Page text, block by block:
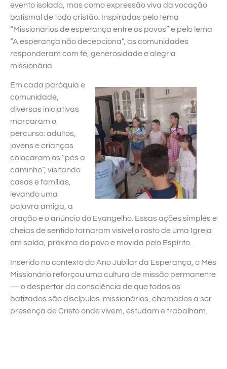
evento isolado, mas como expressão viva da vocação
batismal de todo cristão. Inspiradas pelo tema
“Missionários de esperança entre os povos” e pelo lema
“A esperança não decepciona”, as comunidades
responderam com fé, generosidade e alegria
missionária.
Em cada paróquia e
comunidade,
diversas iniciativas
marcaram o
percurso: adultos,
jovens e crianças
colocaram os “pés a
caminho”, visitando
casas e famílias,
levando uma
palavra amiga, a
oração e o anúncio do Evangelho. Essas ações simples e
cheias de sentido tornaram visível o rosto de uma Igreja
em saída, próxima do povo e movida pelo Espírito.
Inserido no contexto do Ano Jubilar da Esperança, o Mês
Missionário reforçou uma cultura de missão permanente
— o despertar da consciência de que todos os
batizados são discípulos-missionários, chamados a ser
presença de Cristo onde vivem, estudam e trabalham.